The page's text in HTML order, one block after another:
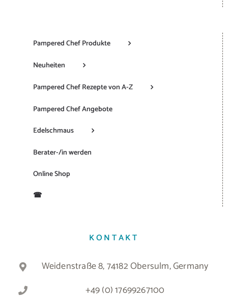
Pampered Chef Produkte
Neuheiten
Pampered Chef Rezepte von A-Z
Pampered Chef Angebote
Edelschmaus
Berater-/in werden
Online Shop
☎
KONTAKT
Weidenstraße 8, 74182 Obersulm, Germany
+49 (0) 17699267100